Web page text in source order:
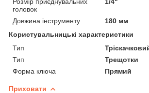
головок
Довжина інструменту
180 мм
Користувальницькі характеристики
Тип
Тип
Трещотки
Форма ключа
Прямий
Приховати